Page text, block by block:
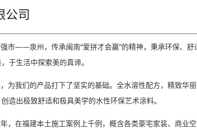
公司
——泉州，传承闽南“爱拼才会赢”的精神，秉承环保、舒
于生活中探索美的真谛。
我们的产品打下了坚实的基础。全水溶性配方，精致华
造出极致舒适和极具美学的水性环保艺术涂料。
在福建本土施工案例上千例，概含各类豪宅家装、商业空